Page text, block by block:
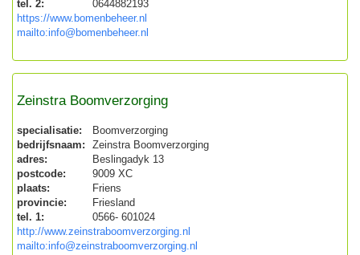
tel. 2:
0644882193
https://www.bomenbeheer.nl
mailto:info@bomenbeheer.nl
Zeinstra Boomverzorging
specialisatie:
Boomverzorging
bedrijfsnaam:
Zeinstra Boomverzorging
adres:
Beslingadyk 13
postcode:
9009 XC
plaats:
Friens
provincie:
Friesland
tel. 1:
0566- 601024
http://www.zeinstraboomverzorging.nl
mailto:info@zeinstraboomverzorging.nl